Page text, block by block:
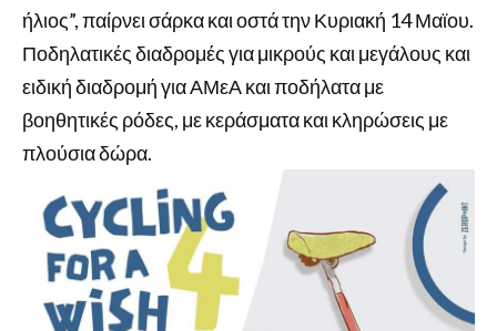
ήλιος”, παίρνει σάρκα και οστά την Κυριακή 14 Μαϊου.
Ποδηλατικές διαδρομές για μικρούς και μεγάλους και
ειδική διαδρομή για ΑΜεΑ και ποδήλατα με
βοηθητικές ρόδες, με κεράσματα και κληρώσεις με
πλούσια δώρα.